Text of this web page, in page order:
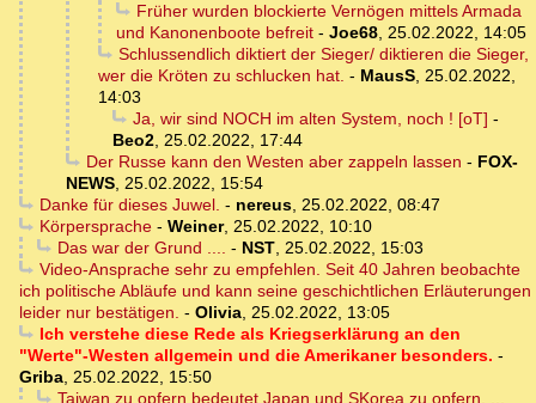
Früher wurden blockierte Vernögen mittels Armada
und Kanonenboote befreit - Joe68, 25.02.2022, 14:05
Schlussendlich diktiert der Sieger/ diktieren die Sieger,
wer die Kröten zu schlucken hat. - MausS, 25.02.2022,
14:03
Ja, wir sind NOCH im alten System, noch ! [oT] -
Beo2, 25.02.2022, 17:44
Der Russe kann den Westen aber zappeln lassen - FOX-
NEWS, 25.02.2022, 15:54
Danke für dieses Juwel. - nereus, 25.02.2022, 08:47
Körpersprache- Weiner, 25.02.2022, 10:10
Das war der Grund .... - NST, 25.02.2022, 15:03
Video-Ansprache sehr zu empfehlen. Seit 40 Jahren beobachte
ich politische Abläufe und kann seine geschichtlichen Erläuterungen
leider nur bestätigen. - Olivia, 25.02.2022, 13:05
Ich verstehe diese Rede als Kriegserklärung an den
"Werte"-Westen allgemein und die Amerikaner besonders. -
Griba, 25.02.2022, 15:50
Taiwan zu opfern bedeutet Japan und SKorea zu opfern. ...